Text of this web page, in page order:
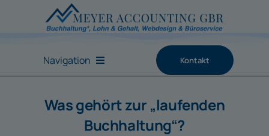
Navigation Kontakt
Was gehört zur „laufenden
Buchhaltung“?